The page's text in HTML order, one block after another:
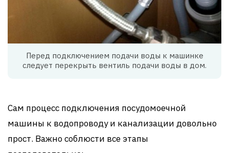
Перед подключением подачи воды к машинке
следует перекрыть вентиль подачи воды в дом.
Сам процесс подключения посудомоечной
машины к водопроводу и канализации довольно
прост. Важно соблюсти все этапы